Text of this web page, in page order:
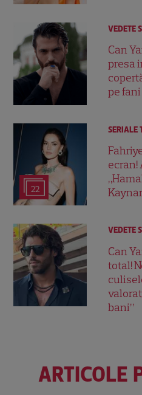
VEDETE
Can
presa
pe fani
22
SERIALE
ecran!
VEDETE
Can
total!
bani”
ARTICOLE